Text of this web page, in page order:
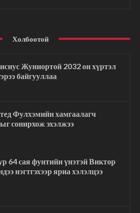
Холбоотой
Жуниортой 2032 он хүртэл
байгууллаа
Фулхэмийн хамгаалагч
сонирхож эхэлжээ
64 сая фунтийн үнэтэй Виктор
нэгтгэхээр яриа хэлэлцээ